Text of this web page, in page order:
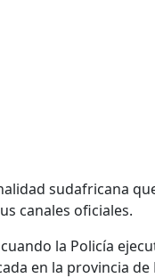
sudafricana
canales oficiales.
la Policía
en la provincia de